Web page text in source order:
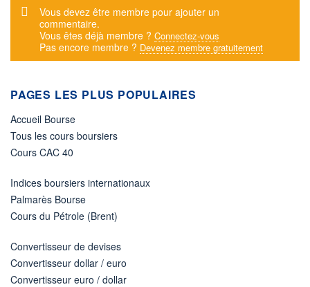
Message d'alerte
Vous devez être membre pour ajouter un
commentaire.
Vous êtes déjà membre ? Connectez-vous
Pas encore membre ? Devenez membre gratuitement
PAGES LES PLUS POPULAIRES
Accueil Bourse
Tous les cours boursiers
Cours CAC 40
Indices boursiers internationaux
Palmarès Bourse
Cours du Pétrole (Brent)
Convertisseur de devises
Convertisseur dollar / euro
Convertisseur euro / dollar